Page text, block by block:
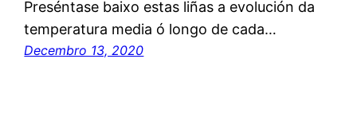
Preséntase baixo estas liñas a evolución da
temperatura media ó longo de cada…
Decembro 13, 2020